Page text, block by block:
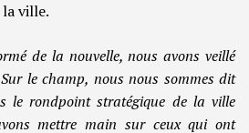
ville.
de la nouvelle, nous avons veillé
le champ, nous nous sommes dit
le rondpoint stratégique de la ville
mettre main sur ceux qui ont